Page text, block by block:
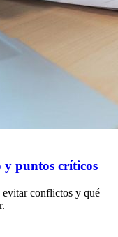
y puntos críticos
evitar conflictos y qué